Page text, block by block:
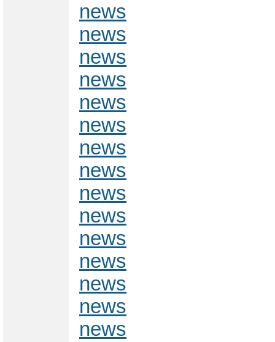
news
news
news
news
news
news
news
news
news
news
news
news
news
news
news